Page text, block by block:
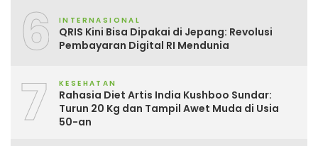
6 INTERNASIONAL
QRIS Kini Bisa Dipakai di Jepang: Revolusi
Pembayaran Digital RI Mendunia
7 KESEHATAN
Rahasia Diet Artis India Kushboo Sundar:
Turun 20 Kg dan Tampil Awet Muda di Usia
50-an